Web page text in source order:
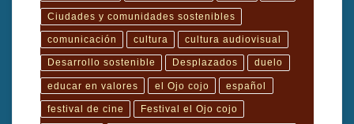
Ciudades y comunidades sostenibles
comunicación cultura cultura audiovisual
Desarrollo sostenible Desplazados duelo
educar en valores el Ojo cojo español
festival de cine Festival el Ojo cojo